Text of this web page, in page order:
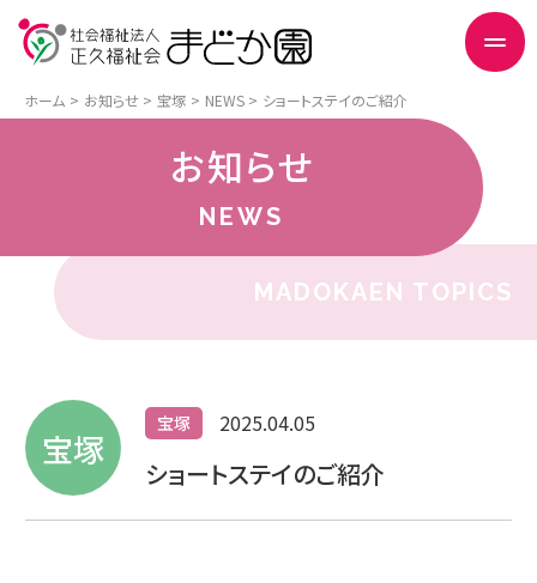
ホーム お知らせ 宝塚 NEWS ショートステイのご紹介
お知らせ
NEWS
MADOKAEN TOPICS
宝塚
宝塚 2025.04.05
ショートステイのご紹介